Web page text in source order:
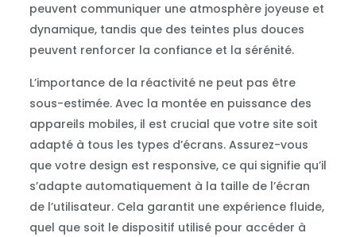
peuvent communiquer une atmosphère joyeuse et
dynamique, tandis que des teintes plus douces
peuvent renforcer la confiance et la sérénité.
L’importance de la réactivité ne peut pas être
sous-estimée. Avec la montée en puissance des
appareils mobiles, il est crucial que votre site soit
adapté à tous les types d’écrans. Assurez-vous
que votre design est responsive, ce qui signifie qu’il
s’adapte automatiquement à la taille de l’écran
de l’utilisateur. Cela garantit une expérience fluide,
quel que soit le dispositif utilisé pour accéder à